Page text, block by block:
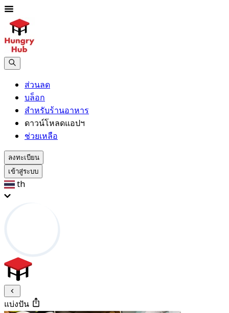
ส่วนลด
บล็อก
สำหรับร้านอาหาร
ดาวน์โหลดแอปฯ
ช่วยเหลือ
ลงทะเบียน
เข้าสู่ระบบ
th
แบ่งปัน